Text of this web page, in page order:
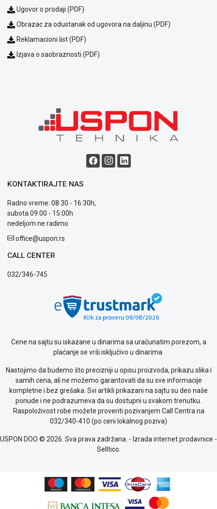
ŠKOLSKI
PRIBOR
BICIKLE
Blog
Način
plaćanja
Podrška
Opšti
uslovi
Saobraznost
prijava
privatnosti
Politika
o
kolačićima
Provera
Kontakt
Ugovor o prodaji (PDF)
Obrazac za odustanak od ugovora na daljinu (PDF)
Reklamacioni list (PDF)
Izjava o saobraznosti (PDF)
KONTAKTIRAJTE NAS
Radno vreme: 08:30 - 16:30h,
subota 09:00 - 15:00h
nedeljom ne radimo
office@uspon.rs
CALL CENTER
032/346-745
Cene na sajtu su iskazane u dinarima sa uračunatim porezom, a
plaćanje se vrši isključivo u dinarima.
Nastojimo da budemo što precizniji u opisu proizvoda, prikazu slika i
samih cena, ali ne možemo garantovati da su sve informacije
kompletne i bez grešaka. Svi artikli prikazani na sajtu su deo naše
ponude i ne podrazumeva da su dostupni u svakom trenutku.
Raspoloživost robe možete proveriti pozivanjem Call Centra na
032/340-410 (po ceni lokalnog poziva)
USPON DOO © 2026. Sva prava zadržana. - Izrada internet prodavnice -
Selltico.